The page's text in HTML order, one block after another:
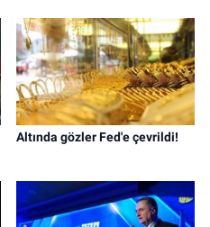
Altında gözler Fed'e çevrildi!